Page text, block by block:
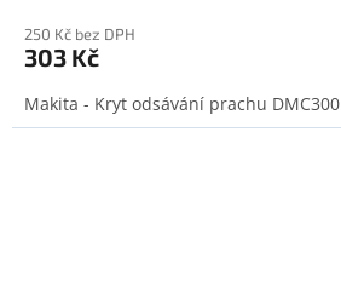
250 Kč bez DPH
303 Kč
Makita - Kryt odsávání prachu DMC300